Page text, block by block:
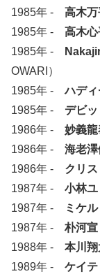
1985年 - 高木万
1985年 - 高木心
1985年 -
OWARI）
1985年 -ハディ
1985年 - デビ
1986年 - 妙義
1986年 - 海老澤
1986年 - クリ
1987年 - 小林ユ
1987年 -
ミケ
1987年 -朴河宣
1988年 - 本川翔
1989年 - ケイ